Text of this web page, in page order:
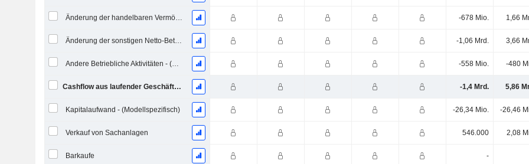
Änderung der handelbaren Vermögenswertpapiere -678 Mio. 1,66
Änderung der sonstigen Netto-Betriebsvermögen (gesammelt) -1,06 Mrd. 3,66
Andere Betriebliche Aktivitäten - (Modellspezifisch) -558 Mio. -480
Cashflow aus laufender Geschäftstätigkeit -1,4 Mrd. 5,86
Kapitalaufwand - (Modellspezifisch) -26,34 Mio. -26,46
Verkauf von Sachanlagen 546.000 2,08
Barkaufe -